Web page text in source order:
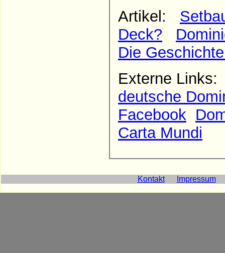
Artikel:
Deck?
Die
Externe
deutsche
Facebook
Carta Mundi
Kontakt Impressum